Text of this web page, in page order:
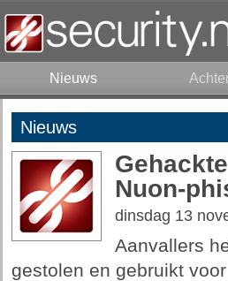
Nieuws
Nieuws
Nuon-
dinsdag 13
Aanvallers
gestolen en gebruikt